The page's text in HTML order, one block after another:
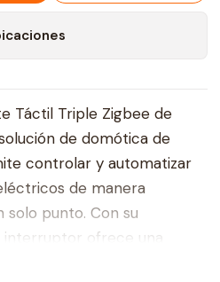
Táctil Triple Zigbee de
de domótica de
controlar y automatizar
de manera
solo punto. Con su
ofrece una
y estable con otros